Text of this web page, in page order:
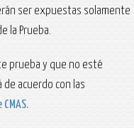
ser expuestas solamente
la Prueba.
prueba y que no esté
acuerdo con las